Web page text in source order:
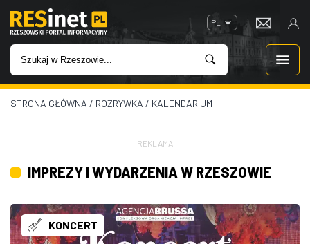
PL
WIADOMOŚCI
IMPREZY
ROZRYWKA
STRONA GŁÓWNA / ROZRYWKA / KALENDARIUM
REKLAMA
IMPREZY I WYDARZENIA W RZESZOWIE
KONCERT